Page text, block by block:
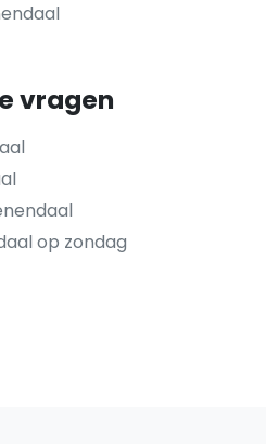
vragen
op zondag